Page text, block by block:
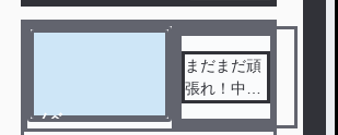
ノベ
まだまだ頑
張れ！中学